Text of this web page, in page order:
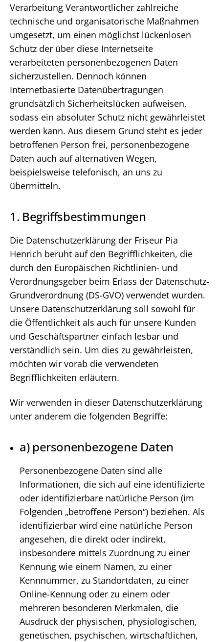
Verarbeitung Verantwortlicher zahlreiche
technische und organisatorische Maßnahmen
umgesetzt, um einen möglichst lückenlosen
Schutz der über diese Internetseite
verarbeiteten personenbezogenen Daten
sicherzustellen. Dennoch können
Internetbasierte Datenübertragungen
grundsätzlich Sicherheitslücken aufweisen,
sodass ein absoluter Schutz nicht gewährleistet
werden kann. Aus diesem Grund steht es jeder
betroffenen Person frei, personenbezogene
Daten auch auf alternativen Wegen,
beispielsweise telefonisch, an uns zu
übermitteln.
1. Begriffsbestimmungen
Die Datenschutzerklärung der Friseur Pia
Henrich beruht auf den Begrifflichkeiten, die
durch den Europäischen Richtlinien- und
Verordnungsgeber beim Erlass der Datenschutz-
Grundverordnung (DS-GVO) verwendet wurden.
Unsere Datenschutzerklärung soll sowohl für
die Öffentlichkeit als auch für unsere Kunden
und Geschäftspartner einfach lesbar und
verständlich sein. Um dies zu gewährleisten,
möchten wir vorab die verwendeten
Begrifflichkeiten erläutern.
Wir verwenden in dieser Datenschutzerklärung
unter anderem die folgenden Begriffe:
a) personenbezogene Daten
Personenbezogene Daten sind alle
Informationen, die sich auf eine identifizierte
oder identifizierbare natürliche Person (im
Folgenden „betroffene Person“) beziehen. Als
identifizierbar wird eine natürliche Person
angesehen, die direkt oder indirekt,
insbesondere mittels Zuordnung zu einer
Kennung wie einem Namen, zu einer
Kennnummer, zu Standortdaten, zu einer
Online-Kennung oder zu einem oder
mehreren besonderen Merkmalen, die
Ausdruck der physischen, physiologischen,
genetischen, psychischen, wirtschaftlichen,